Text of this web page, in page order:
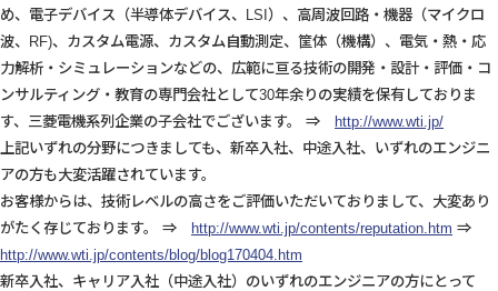
め、電子デバイス（半導体デバイス、LSI）、高周波回路・機器（マイクロ
波、RF)、カスタム電源、カスタム自動測定、筐体（機構）、電気・熱・応
力解析・シミュレーションなどの、広範に亘る技術の開発・設計・評価・コ
ンサルティング・教育の専門会社として30年余りの実績を保有しておりま
す、三菱電機系列企業の子会社でございます。 ⇒ http://www.wti.jp/
上記いずれの分野につきましても、新卒入社、中途入社、いずれのエンジニ
アの方も大変活躍されています。
お客様からは、技術レベルの高さをご評価いただいておりまして、大変あり
がたく存じております。 ⇒ http://www.wti.jp/contents/reputation.htm ⇒
http://www.wti.jp/contents/blog/blog170404.htm
新卒入社、キャリア入社（中途入社）のいずれのエンジニアの方にとって